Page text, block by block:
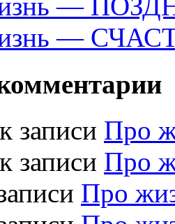
—
—
к записи Про
к записи Про
Про